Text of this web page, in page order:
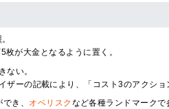
枚が大金となるように置く。
ない。
ーの記載により、「コスト3のアクショ
き、 オベリスク など各種ランドマークで